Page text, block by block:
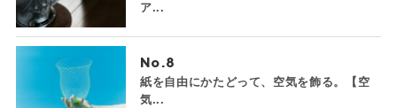
ア...
No.
紙を自由にかたどって、空気を飾る。【空
気...